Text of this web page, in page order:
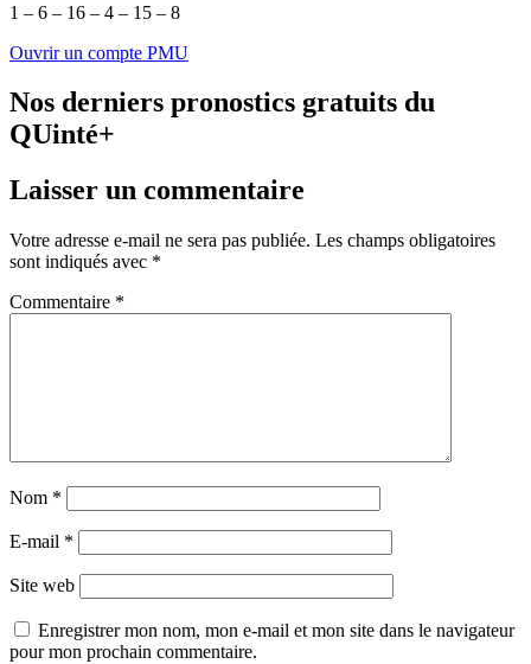
1 – 6 – 16 – 4 – 15 – 8
Ouvrir un compte PMU
Nos derniers pronostics gratuits du
QUinté+
Laisser un commentaire
Votre adresse e-mail ne sera pas publiée. Les champs obligatoires
sont indiqués avec *
Commentaire *
Nom *
E-mail *
Site web
Enregistrer mon nom, mon e-mail et mon site dans le navigateur
pour mon prochain commentaire.